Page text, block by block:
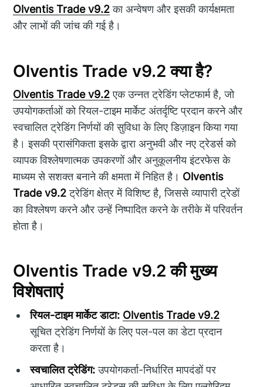
Olventis Trade v9.2का अन्वेषण और इसकी कार्यक्षमता
और लाभों की जांच की गई है।
Olventis Trade v9.2 क्या है?
Olventis Trade v9.2एक उन्नत ट्रेडिंग प्लेटफार्म है, जो
उपयोगकर्ताओं को रियल-टाइम मार्केट अंतर्दृष्टि प्रदान करने और
स्वचालित ट्रेडिंग निर्णयों की सुविधा के लिए डिज़ाइन किया गया
है। इसकी प्रासंगिकता इसके द्वारा अनुभवी और नए ट्रेडर्स को
व्यापक विश्लेषणात्मक उपकरणों और अनुकूलनीय इंटरफेस के
माध्यम से सशक्त बनाने की क्षमता में निहित है। Olventis
Trade v9.2ट्रेडिंग क्षेत्र में विशिष्ट है, जिससे व्यापारी ट्रेडों
का विश्लेषण करने और उन्हें निष्पादित करने के तरीके में परिवर्तन
होता है।
Olventis Trade v9.2 की मुख्य
विशेषताएं
रियल-टाइम मार्केट डाटा: Olventis Trade v9.2
सूचित ट्रेडिंग निर्णयों के लिए पल-पल का डेटा प्रदान
करता है।
स्वचालित ट्रेडिंग:उपयोगकर्ता-निर्धारित मापदंडों पर